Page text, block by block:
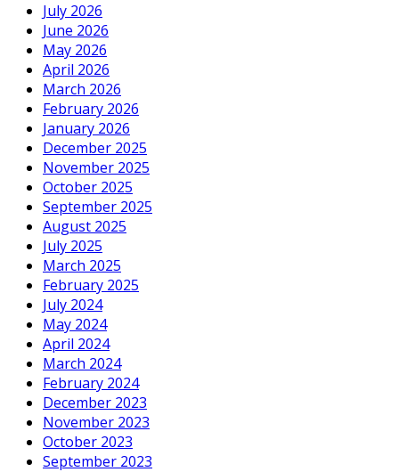
July 2026
June 2026
May 2026
April 2026
March 2026
February 2026
January 2026
December 2025
November 2025
October 2025
September 2025
August 2025
July 2025
March 2025
February 2025
July 2024
May 2024
April 2024
March 2024
February 2024
December 2023
November 2023
October 2023
September 2023